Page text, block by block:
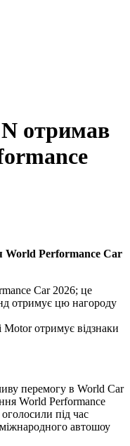
отримав
World Performance Car
Car 2026; це
отримує цю нагороду
отримує відзнаки
перемогу в World Car
World Performance
під час
автошоу